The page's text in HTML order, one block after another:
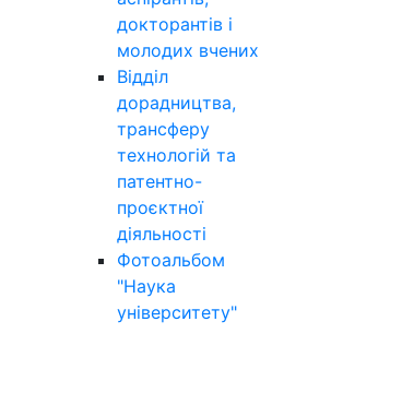
докторантів і
молодих вчених
Відділ
дорадництва,
трансферу
технологій та
патентно-
проєктної
діяльності
Фотоальбом
"Наука
університету"